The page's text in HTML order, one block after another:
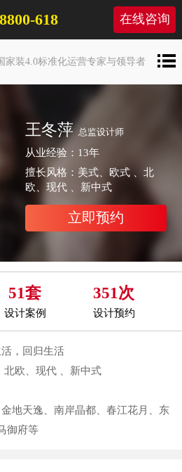
618 在线咨询
家装4.0标准化运营专家与领导者
王冬萍 总监设计师
从业经验：13年
擅长风格：美式、欧式 、北
欧、现代 、新中式
立即预约
51套
设计案例
351次
设计预约
，回归生活
北欧、现代 、新中式
地天逸、南岸晶都、春江花月、东
御府等